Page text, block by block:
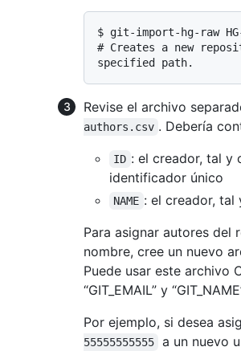
$ git-import-hg-raw HG-
# Creates a new
specified path.
Revise el archivo
authors.csv . Debería
ID : el creador, tal y
identificador único
NAME : el creador, tal
Para asignar autores
nombre, cree un nuevo
Puede usar este archivo
“GIT_EMAIL” y
Por ejemplo, si desea
55555555555
a un nuevo